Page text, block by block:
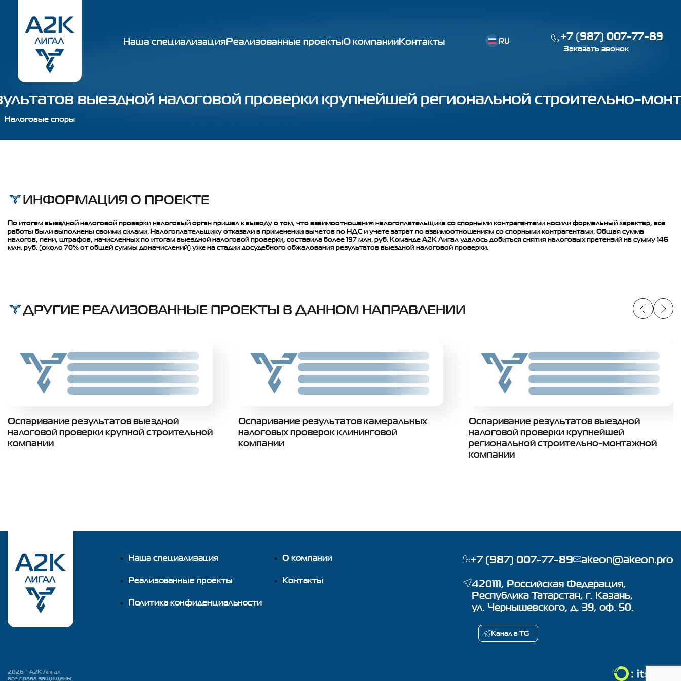
Наша специализацияРеализованные проектыО компанииКонтакты
RU
+7 (987) 007-77-89
Заказать звонок
выездной налоговой проверки крупнейшей региональной строительно-
Налоговые споры
ИНФОРМАЦИЯ О ПРОЕКТЕ
По итогам выездной налоговой проверки налоговый орган пришел к выводу о том, что взаимоотношения налогоплательщика со спорными контрагентами носили формальный характер, все
работы были выполнены своими силами. Налогоплательщику отказали в применении вычетов по НДС и учете затрат по взаимоотношениям со спорными контрагентами. Общая сумма
налогов, пени, штрафов, начисленных по итогам выездной налоговой проверки, составила более 197 млн. руб. Команде А2К Лигал удалось добиться снятия налоговых претензий на сумму 146
млн. руб. (около 70% от общей суммы доначислений) уже на стадии досудебного обжалования результатов выездной налоговой проверки.
ДРУГИЕ РЕАЛИЗОВАННЫЕ ПРОЕКТЫ В ДАННОМ НАПРАВЛЕНИИ
Slide 02
Slide 02
Slide 02
Slide 02
Оспаривание результатов выездной
налоговой проверки крупной строительной
компании
Slide 02
Slide 02
Slide 02
Slide 02
Оспаривание результатов камеральных
налоговых проверок клининговой
компании
Slide 02
Slide 02
Slide 02
Slide 02
Оспаривание результатов выездной
налоговой проверки крупнейшей
региональной строительно-монтажной
компании
Наша специализация О компании
Реализованные проекты Контакты
Политика конфиденциальности
+7 (987) 007-77-89 akeon@akeon.pro
420111, Российская Федерация,
Республика Татарстан, г. Казань,
ул. Чернышевского, д. 39, оф. 50.
Канал в TG
2026 - A2K Лигал
все права защищены